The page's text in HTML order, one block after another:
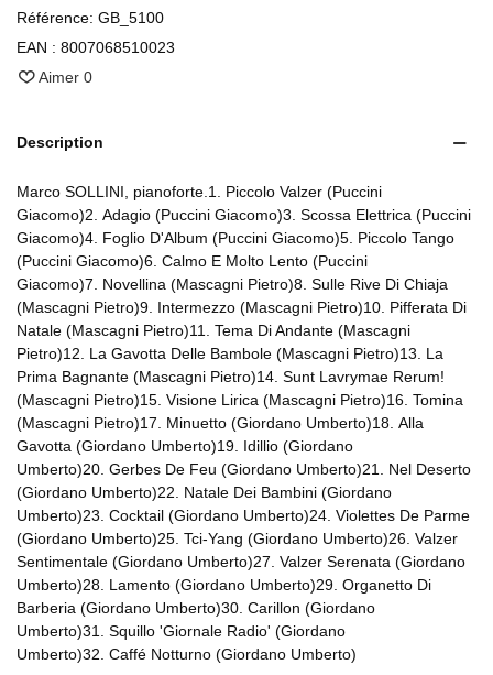
Référence: GB_5100
EAN : 8007068510023
Aimer 0
Description
Marco SOLLINI, pianoforte.1. Piccolo Valzer (Puccini
Giacomo)2. Adagio (Puccini Giacomo)3. Scossa Elettrica (Puccini
Giacomo)4. Foglio D'Album (Puccini Giacomo)5. Piccolo Tango
(Puccini Giacomo)6. Calmo E Molto Lento (Puccini
Giacomo)7. Novellina (Mascagni Pietro)8. Sulle Rive Di Chiaja
(Mascagni Pietro)9. Intermezzo (Mascagni Pietro)10. Pifferata Di
Natale (Mascagni Pietro)11. Tema Di Andante (Mascagni
Pietro)12. La Gavotta Delle Bambole (Mascagni Pietro)13. La
Prima Bagnante (Mascagni Pietro)14. Sunt Lavrymae Rerum!
(Mascagni Pietro)15. Visione Lirica (Mascagni Pietro)16. Tomina
(Mascagni Pietro)17. Minuetto (Giordano Umberto)18. Alla
Gavotta (Giordano Umberto)19. Idillio (Giordano
Umberto)20. Gerbes De Feu (Giordano Umberto)21. Nel Deserto
(Giordano Umberto)22. Natale Dei Bambini (Giordano
Umberto)23. Cocktail (Giordano Umberto)24. Violettes De Parme
(Giordano Umberto)25. Tci-Yang (Giordano Umberto)26. Valzer
Sentimentale (Giordano Umberto)27. Valzer Serenata (Giordano
Umberto)28. Lamento (Giordano Umberto)29. Organetto Di
Barberia (Giordano Umberto)30. Carillon (Giordano
Umberto)31. Squillo 'Giornale Radio' (Giordano
Umberto)32. Caffé Notturno (Giordano Umberto)